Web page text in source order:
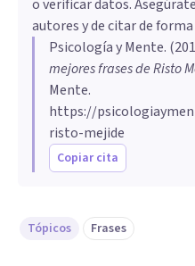
o verificar datos.
autores y de citar de forma
Psicología y Mente. (
mejores frases de Risto
Mente.
https://
risto-mejide
Copiar cita
Tópicos Frases